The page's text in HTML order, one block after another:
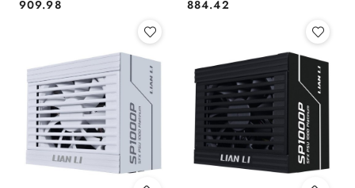
Cena:
909.98 Cena:
884.42